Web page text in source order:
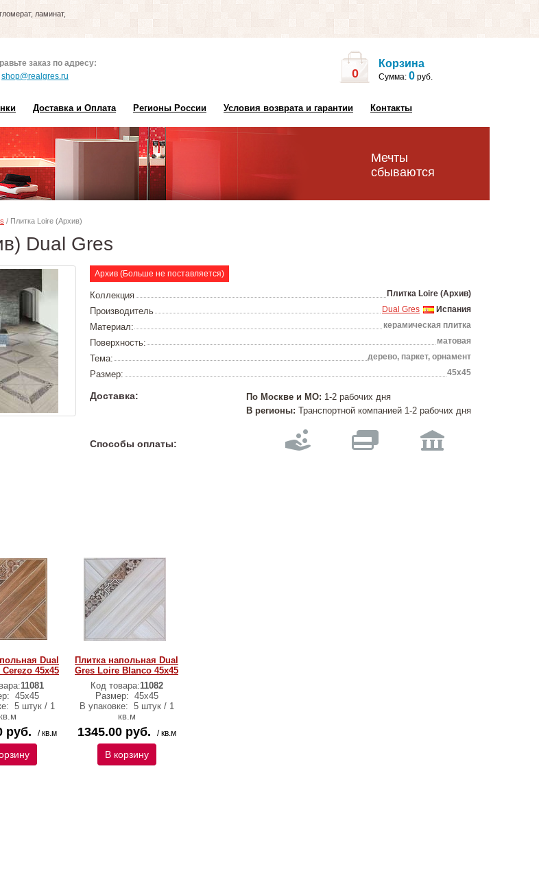
ламинат,
заказ по адресу:
shop@realgres.ru
0
Корзина
Сумма: 0 руб.
Доставка и Оплата Регионы России Условия возврата и гарантии Контакты
Мечты
сбываются
/ Плитка Loire (Архив)
Dual Gres
Архив (Больше не поставляется)
Коллекция Плитка Loire (Архив)
Производитель Испания
Dual Gres
Материал: керамическая плитка
Поверхность: матовая
Тема: дерево, паркет, орнамент
Размер: 45х45
Доставка: По Москве и МО: 1-2 рабочих дня
В регионы: Транспортной компанией 1-2 рабочих дня
Способы оплаты:
Dual
45х45
11081
45х45
5 штук / 1
кв.м
руб. / кв.м
Плитка напольная Dual
Gres Loire Blanco 45х45
Код товара:11082
Размер: 45х45
В упаковке: 5 штук / 1
кв.м
1345.00 руб. / кв.м
В корзину